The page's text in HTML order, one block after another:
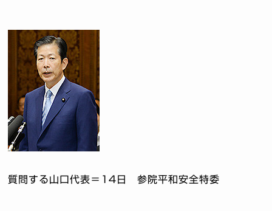
質問する山口代表＝14日 参院平和安全特委